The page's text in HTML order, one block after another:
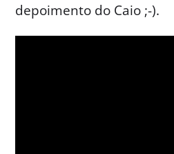
depoimento do Caio ;-).